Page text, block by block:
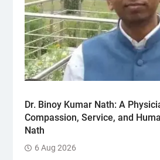
Dr. Binoy Kumar Nath: A
Compassion, Service, and
Nath
6 Aug 2026